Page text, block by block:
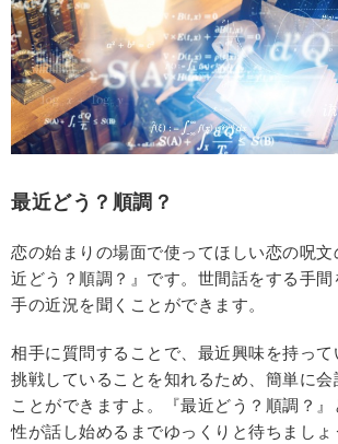
最近どう？順調？
恋の始まりの場面で使ってほしい恋の呪
近どう？順調？』です。世間話をする手
手の近況を聞くことができます。
相手に質問することで、最近興味を持って
挑戦していることを知れるため、簡単に
ことができますよ。『最近どう？順調？
性が話し始めるまでゆっくりと待ちましょ